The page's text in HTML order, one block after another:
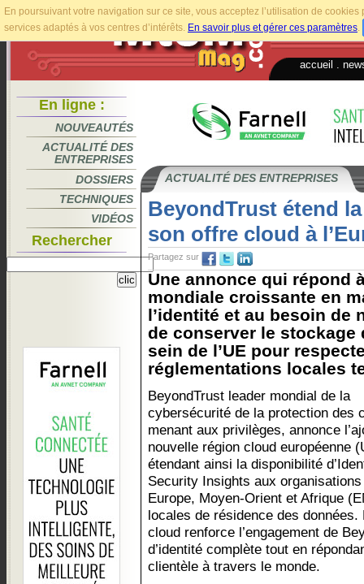
En poursuivant votre navigation sur ce site, vous acceptez l’utilisation de
services adaptés à vos centres d’intérêts. En savoir plus et gérer ces paramètres.
accueil
En ligne :
NOUVEAUTÉS
ACTUALITÉ DES
ENTREPRISES
DOSSIERS
TECHNIQUES
VIDÉOS
Rechercher
ACTUALITÉ DES ENTREPRISES
BeyondTrust étend
son offre cloud à
Partagez sur
Une annonce qui répond
mondiale croissante en
l’identité et au besoin de
de conserver le stockage
sein de l’UE pour
réglementations locales
BeyondTrust leader mondial de la
cybersécurité de la protection des
menant aux privilèges, annonce
nouvelle région cloud européenne
étendant ainsi la disponibilité
Security Insights aux
Europe, Moyen-Orient et Afrique
locales de résidence des données.
cloud renforce l’engagement de
d’identité complète tout en
clientèle à travers le monde.